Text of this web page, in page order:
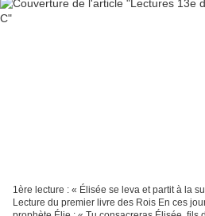
1ère lecture : « Élisée se leva et partit à la
Lecture du premier livre des Rois En ces